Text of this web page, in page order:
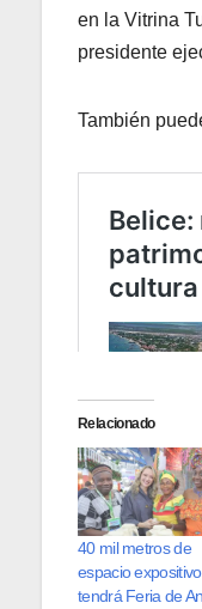
en la Vitrina
presidente
También
Relacionado
40 mil metros de
espacio expositivo
tendrá Feria de